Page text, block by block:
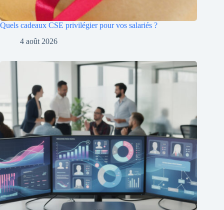
Quels cadeaux CSE privilégier pour vos salariés ?
4 août 2026